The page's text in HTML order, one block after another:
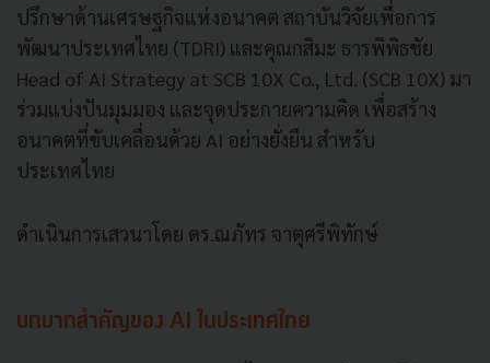
ปรึกษาด้านเศรษฐกิจแห่งอนาคต สถาบันวิจัยเพื่อการ
พัฒนาประเทศไทย (TDRI) และคุณกสิมะ ธารพิพิธชัย
Head of AI Strategy at SCB 10X Co., Ltd. (SCB 10X) มา
ร่วมแบ่งปันมุมมอง และจุดประกายความคิด เพื่อสร้าง
อนาคตที่ขับเคลื่อนด้วย AI อย่างยั่งยืน สำหรับ
ประเทศไทย
ดำเนินการเสวนาโดย ดร.ณภัทร จาตุศรีพิทักษ์
บทบาทสำคัญของ AI ในประเทศไทย